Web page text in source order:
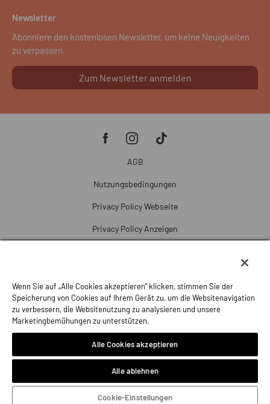
Newsletter
Abonniere den kostenlosen Newsletter, um keine Neuigkeiten
zu verpassen.
Zum Newsletter anmelden
AGB
Nutzungsbedingungen
Privacy Policy Webseite
Privacy Policy Anzeigen
Beschwerde
Impressum
Wenn Sie auf „Alle Cookies akzeptieren“ klicken, stimmen Sie der
Speicherung von Cookies auf Ihrem Gerät zu, um die Websitenavigation
zu verbessern, die Websitenutzung zu analysieren und unsere
Marketingbemühungen zu unterstützen.
Alle Cookies akzeptieren
Alle ablehnen
Cookie-Einstellungen